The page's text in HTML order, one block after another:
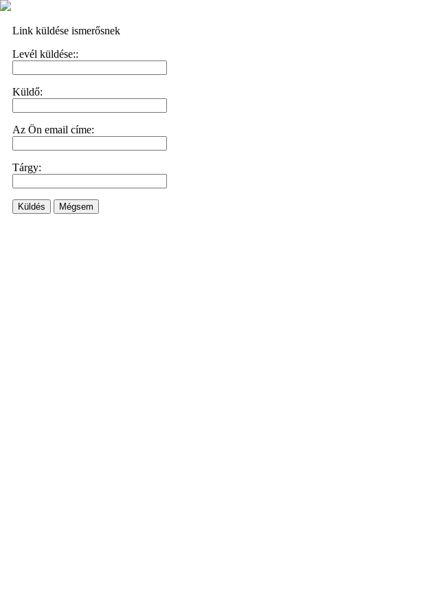
Link küldése ismerősnek
Levél küldése::
Küldő:
Az Ön email címe:
Tárgy:
Küldés Mégsem